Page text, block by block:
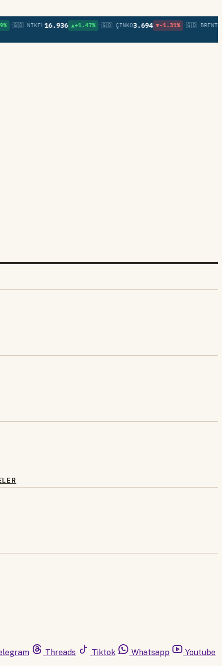
NIKEL16.936 ▲+1.47% •🇬🇧 ÇINKO3.694 ▼-1.31% •🇬🇧 BRENT
Threads Tiktok Whatsapp Youtube